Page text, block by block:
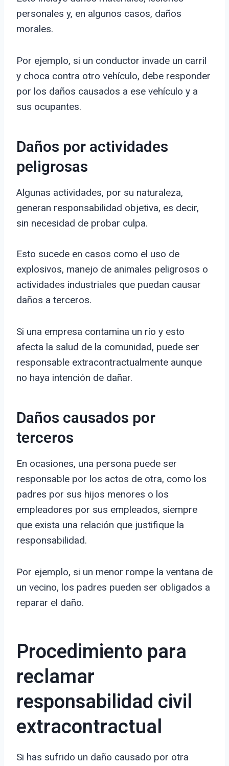
personales y, en algunos casos, daños
morales.
Por ejemplo, si un conductor invade un carril
y choca contra otro vehículo, debe responder
por los daños causados a ese vehículo y a
sus ocupantes.
Daños por actividades
peligrosas
Algunas actividades, por su naturaleza,
generan responsabilidad objetiva, es decir,
sin necesidad de probar culpa.
Esto sucede en casos como el uso de
explosivos, manejo de animales peligrosos o
actividades industriales que puedan causar
daños a terceros.
Si una empresa contamina un río y esto
afecta la salud de la comunidad, puede ser
responsable extracontractualmente aunque
no haya intención de dañar.
Daños causados por
terceros
En ocasiones, una persona puede ser
responsable por los actos de otra, como los
padres por sus hijos menores o los
empleadores por sus empleados, siempre
que exista una relación que justifique la
responsabilidad.
Por ejemplo, si un menor rompe la ventana de
un vecino, los padres pueden ser obligados a
reparar el daño.
Procedimiento para
reclamar
responsabilidad civil
extracontractual
Si has sufrido un daño causado por otra